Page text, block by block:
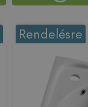
Rendelésre